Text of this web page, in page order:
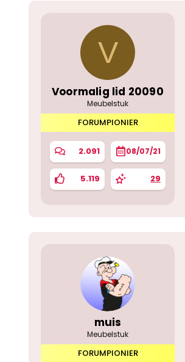
V
Voormalig lid 20090
Meubelstuk
FORUMPIONIER
2.091 08/07/21
5.119 29
muis
Meubelstuk
FORUMPIONIER